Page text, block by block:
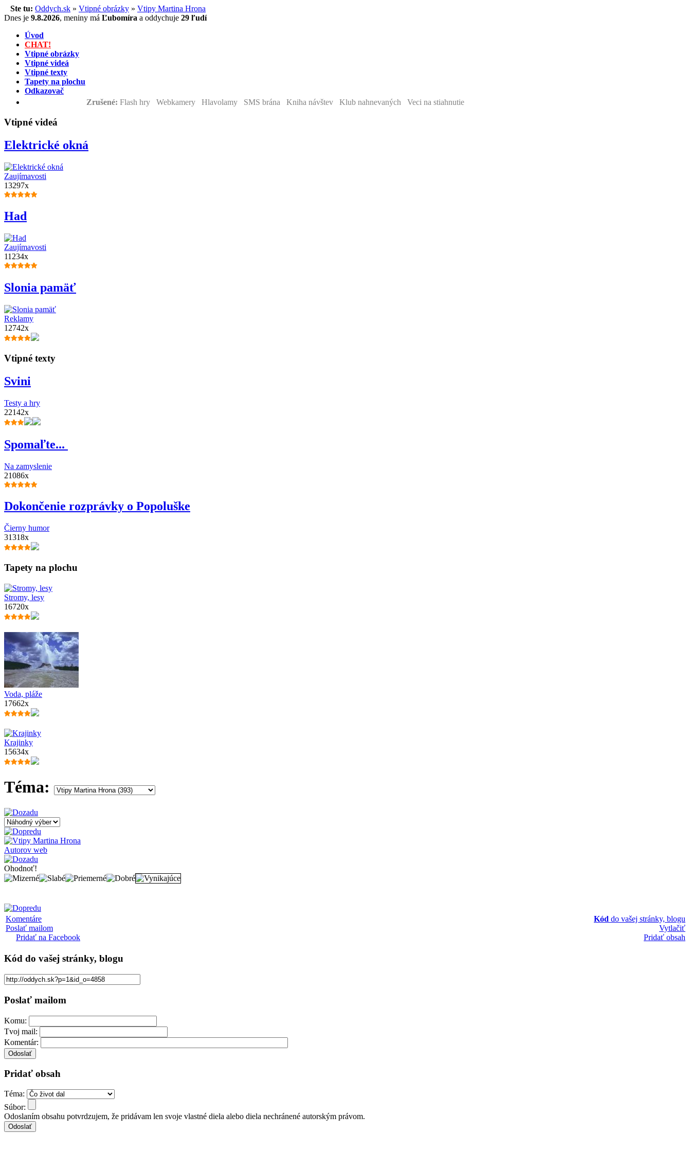
Ste tu: Oddych.sk » Vtipné obrázky » Vtipy Martina Hrona
Dnes je 9.8.2026, meniny má Ľubomíra a oddychuje 29 ľudí
Úvod
CHAT!
Vtipné obrázky
Vtipné videá
Vtipné texty
Tapety na plochu
Odkazovač
Zrušené: Flash hry Webkamery Hlavolamy SMS brána Kniha návštev Klub nahnevaných Veci na stiahnutie
Vtipné videá
Elektrické okná
Zaujímavosti
13297x
Had
Zaujímavosti
11234x
Slonia pamäť
Reklamy
12742x
Vtipné texty
Svini
Testy a hry
22142x
Spomaľte...
Na zamyslenie
21086x
Dokončenie rozprávky o Popoluške
Čierny humor
31318x
Tapety na plochu
Stromy, lesy
16720x
Voda, pláže
17662x
Krajinky
15634x
Téma:
Autorov web
Ohodnoť!
Komentáre
Poslať mailom
Pridať na Facebook
Kód do vašej stránky, blogu
Vytlačiť
Pridať obsah
Kód do vašej stránky, blogu
Poslať mailom
Komu:
Tvoj mail:
Komentár:
Pridať obsah
Téma:
Súbor:
Odoslaním obsahu potvrdzujem, že pridávam len svoje vlastné diela alebo diela nechránené autorským právom.